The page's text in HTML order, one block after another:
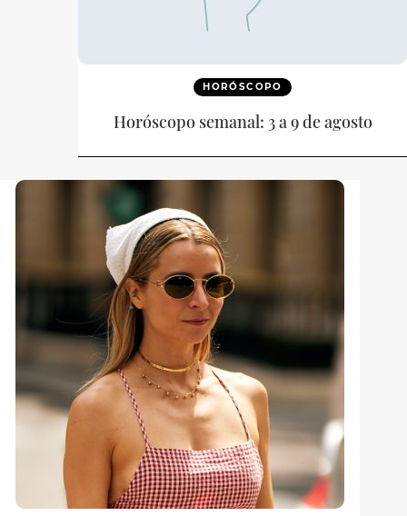
HORÓSCOPO
Horóscopo semanal: 3 a 9 de agosto